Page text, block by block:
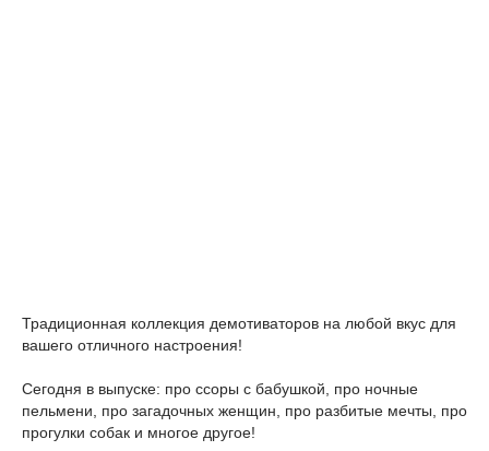
Традиционная коллекция демотиваторов на любой вкус для
вашего отличного настроения!
Сегодня в выпуске: про ссоры с бабушкой, про ночные
пельмени, про загадочных женщин, про разбитые мечты, про
прогулки собак и многое другое!